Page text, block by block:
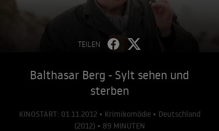
TEILEN
Balthasar Berg - Sylt sehen und
sterben
KINOSTART: 01.11.2012 • Krimikomödie • Deutschland
(2012) • 89 MINUTEN